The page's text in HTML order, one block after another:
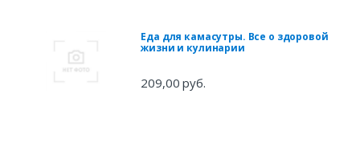
Еда для камасутры. Все о здоровой
жизни и кулинарии
209,00 руб.